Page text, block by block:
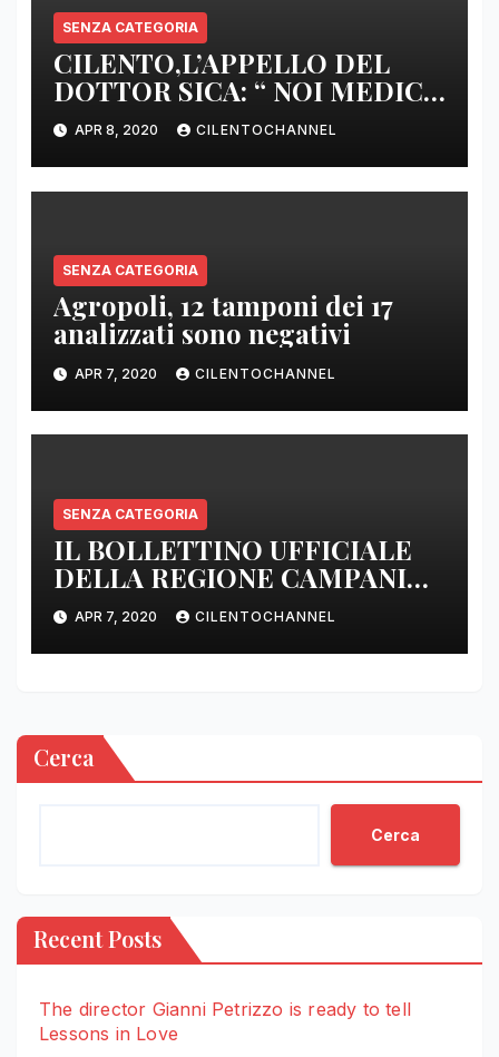
SENZA CATEGORIA
CILENTO,L’APPELLO DEL
DOTTOR SICA: “ NOI MEDICI
DI BASE SIAMO SENZA ARMI
E SENZA PRESIDI”
APR 8, 2020 CILENTOCHANNEL
SENZA CATEGORIA
Agropoli, 12 tamponi dei 17
analizzati sono negativi
APR 7, 2020 CILENTOCHANNEL
SENZA CATEGORIA
IL BOLLETTINO UFFICIALE
DELLA REGIONE CAMPANIA
DELLE ORE 22.00
APR 7, 2020 CILENTOCHANNEL
Cerca
Cerca
Recent Posts
The director Gianni Petrizzo is ready to tell
Lessons in Love